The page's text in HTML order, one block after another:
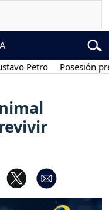
Petro Posesión